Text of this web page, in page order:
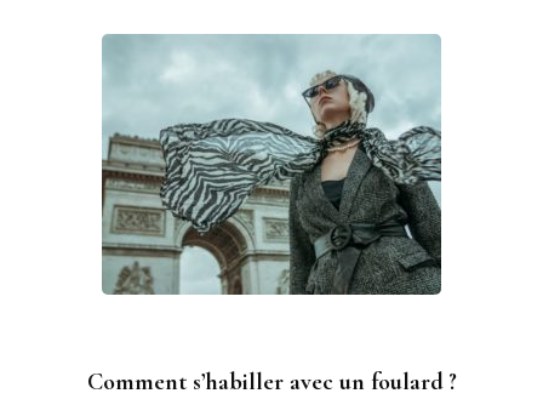
Comment s’habiller avec un foulard ?